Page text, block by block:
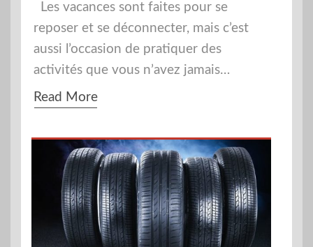
Les vacances sont faites pour se
reposer et se déconnecter, mais c’est
aussi l’occasion de pratiquer des
activités que vous n’avez jamais…
Read More